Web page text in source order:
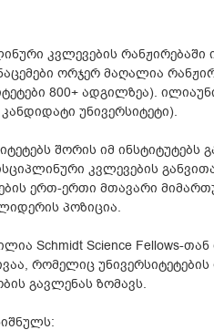
კვლევების
ორჯერ მაღალია
800+ ადგილზეა).
უნივერსიტეტი).
შორის იმ ინსტიტუტებს
კვლევების
ერთ-ერთი მთავარი
პოზიცია.
Schmidt Science Fellows-
რომელიც
გავლენას ზომავს.